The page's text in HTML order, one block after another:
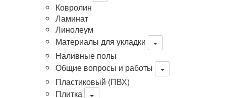
Ковролин
Ламинат
Линолеум
Материалы для укладки
Наливные полы
Общие вопросы и работы
Пластиковый (ПВХ)
Плитка